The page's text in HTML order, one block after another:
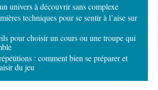
univers à découvrir sans complexe
techniques pour se sentir à l’aise sur
pour choisir un cours ou une troupe qui
: comment bien se préparer et
du jeu